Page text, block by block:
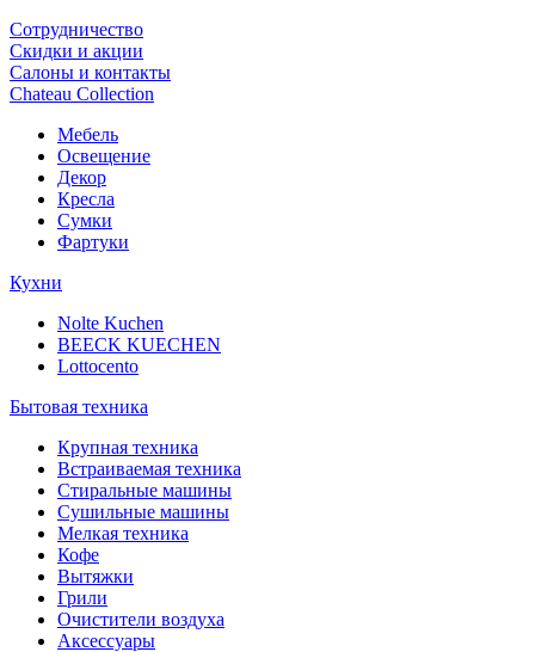
Сотрудничество
Скидки и акции
Салоны и контакты
Chateau Collection
Мебель
Освещение
Декор
Кресла
Сумки
Фартуки
Кухни
Nolte Kuchen
BEECK KUECHEN
Lottocento
Бытовая техника
Крупная техника
Встраиваемая техника
Стиральные машины
Сушильные машины
Мелкая техника
Кофе
Вытяжки
Грили
Очистители воздуха
Аксессуары